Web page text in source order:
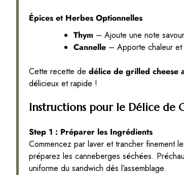
Épices et Herbes Optionnelles
Thym – Ajoute une note
Cannelle – Apporte chaleur et
Cette recette de délice de grilled cheese
délicieux et rapide !
Instructions pour le Délice de
Step 1 : Préparer les Ingrédients
Commencez par laver et trancher finement
préparez les canneberges séchées.
uniforme du sandwich dès l’assemblage.